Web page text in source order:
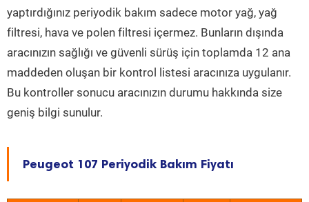
yaptırdığınız periyodik bakım sadece motor yağ, yağ
filtresi, hava ve polen filtresi içermez. Bunların dışında
aracınızın sağlığı ve güvenli sürüş için toplamda 12 ana
maddeden oluşan bir kontrol listesi aracınıza uygulanır.
Bu kontroller sonucu aracınızın durumu hakkında size
geniş bilgi sunulur.
Peugeot 107 Periyodik Bakım Fiyatı